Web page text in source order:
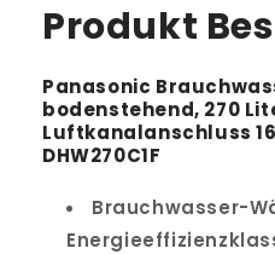
Produkt
Panasonic
bodenstehend, 270
Luftkanalanschluss
DHW270C1F
Brauchwasser-